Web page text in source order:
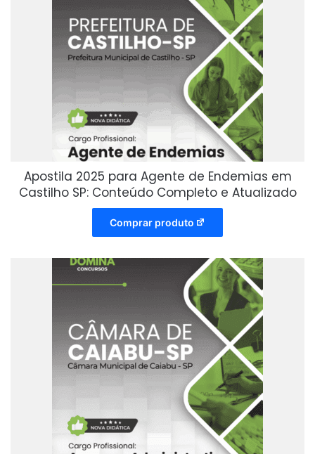
Apostila 2025 para Agente de Endemias em
Castilho SP: Conteúdo Completo e Atualizado
Comprar produto